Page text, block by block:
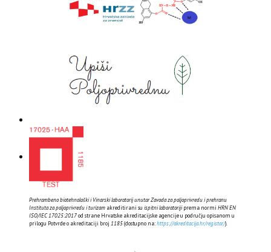
Prehrambeno biotehnološki i Vinarski laboratorij unutar Zavoda za poljoprivredu i prehranu
Instituta za poljoprivredu i turizam akreditirani su ispitni laboratorijiprema normi HRN EN
ISO/IEC 17025:2017od strane Hrvatske akreditacijske agencije u području opisanom u
prilogu Potvrde o akreditaciji broj 1185(dostupno na:https://akreditacija.hr/registar/).